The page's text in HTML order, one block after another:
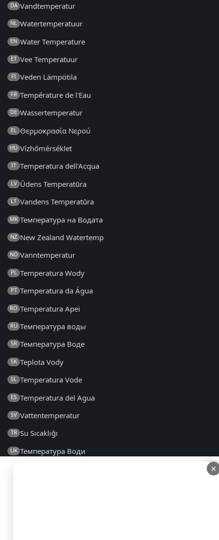
×
DA Vandtemperatur
NL Watertemperatuur
EN Water Temperature
ET Vee Temperatuur
FI Veden Lämpötila
FR Température de l'Eau
DE Wassertemperatur
EL Θερμοκρασία Νερού
HU Vízhőmérséklet
IT Temperatura dell'Acqua
LV Ūdens Temperatūra
LT Vandens Temperatūra
MK Температура на Водата
NZ New Zealand Watertemp
NO Vanntemperatur
PL Temperatura Wody
PT Temperatura da Água
RO Temperatura Apei
RU Температура воды
SR Температура Воде
SK Teplota Vody
SL Temperatura Vode
ES Temperatura del Agua
SV Vattentemperatur
TR Su Sıcaklığı
UK Температура Води
×